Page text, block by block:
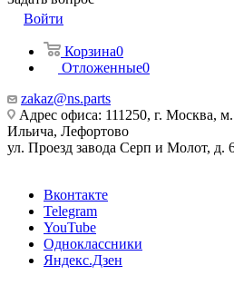
Войти
Корзина0
Отложенные0
zakaz@ns.parts
Адрес офиса: 111250, г. Москва,
Ильича, Лефортово
ул. Проезд завода Серп и Молот, д.
Вконтакте
Telegram
YouTube
Одноклассники
Яндекс.Дзен